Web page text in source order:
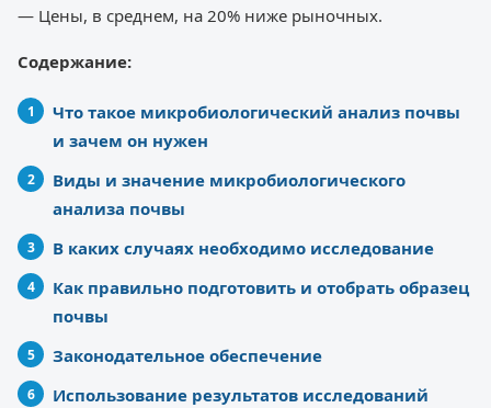
— Цены, в среднем, на 20% ниже рыночных.
Содержание:
Что такое микробиологический анализ почвы
и зачем он нужен
Виды и значение микробиологического
анализа почвы
В каких случаях необходимо исследование
Как правильно подготовить и отобрать образец
почвы
Законодательное обеспечение
Использование результатов исследований